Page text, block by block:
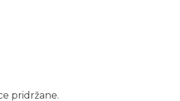
pridržane.